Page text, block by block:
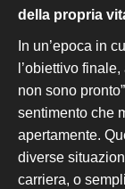
della propria
In un’epoca in
l’obiettivo
non sono
sentimento che
apertamente.
diverse
carriera, o